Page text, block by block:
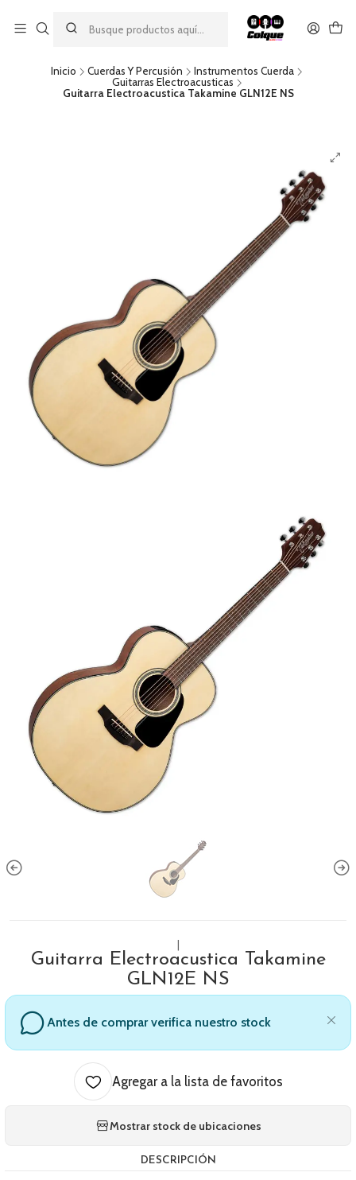
descuento por pago con transferencia bancaria
por una compra mínima de $49.990. Este descuento no es
acumulable a otras promociones ni aplicable a gastos de envío.
Inicio Cuerdas Y Percusión
Instrumentos Cuerda
Guitarras Electroacusticas
Guitarra Electroacustica Takamine GLN12E NS
Guitarra Electroacustica Takamine
GLN12E NS
Antes de comprar verifica nuestro stock
Agregar a la lista de favoritos
Mostrar stock de ubicaciones
DESCRIPCIÓN